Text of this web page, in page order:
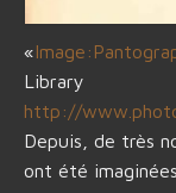
«
Library
http://
Depuis, de très
ont été imaginées.